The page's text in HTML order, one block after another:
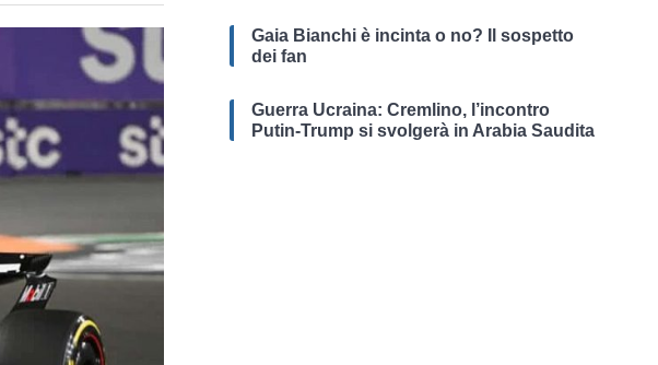
Gaia Bianchi è incinta o no? Il sospetto
dei fan
Guerra Ucraina: Cremlino, l’incontro
Putin-Trump si svolgerà in Arabia Saudita